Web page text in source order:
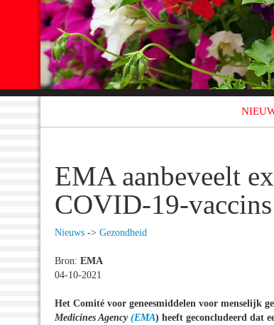
EMA aanbeveelt
COVID-19-vaccins
Nieuws -> Gezondheid
Bron: EMA
04-10-2021
Het Comité voor geneesmiddelen voor menselijk
Medicines Agency (EMA) heeft geconcludeerd dat